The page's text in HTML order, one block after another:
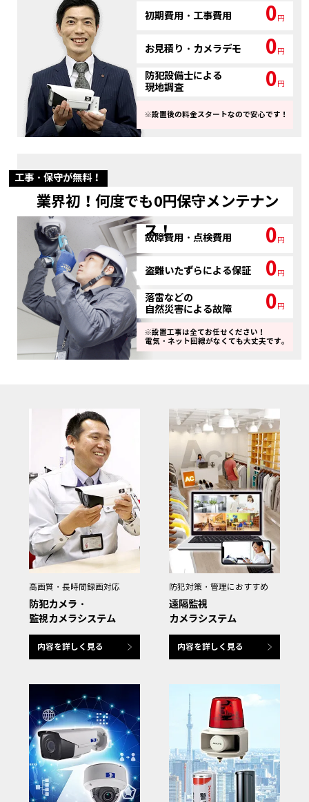
初期費用・工事費用 0円
お見積り・カメラデモ 0円
防犯設備士による
現地調査
0円
※設置後の料金スタートなので安心です！
工事・保守が無料！
業界初！何度でも0円保守メンテナン
ス！
故障費用・点検費用 0円
盗難いたずらによる保証 0円
落雷などの
自然災害による故障
0円
※設置工事は全てお任せください！
電気・ネット回線がなくても大丈夫です。
高画質・長時間録画対応
防犯カメラ・
監視カメラシステム
内容を詳しく見る
防犯対策・管理におすすめ
遠隔監視
カメラシステム
内容を詳しく見る